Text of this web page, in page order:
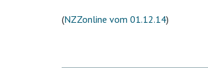
(NZZonline vom 01.12.14)